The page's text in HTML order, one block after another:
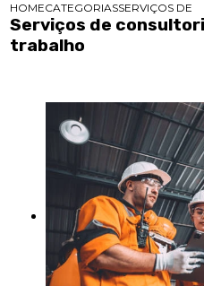
HOMECATEGORIASSERVIÇOS DE
Serviços de
trabalho